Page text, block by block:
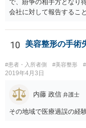
で、紛争の相手方となり
会社に対して報告するこ
ってはあるかもしれませ
利益相反の問題が生じう
でしょうし、とりわけ
しいという要望を受け容
社内の部署に相談した場
に相談した上で、事案の
を早急に決断された方が
合は、通常、会社が隠蔽
10 美容整形の手術
#患者・入所者側 #美容整形
2019年4月3日
内藤 政信 弁護士
その地域で医療過誤の経